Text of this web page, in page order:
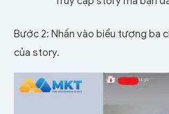
Bước 2: Nhấn vào biểu tượng ba
của story.